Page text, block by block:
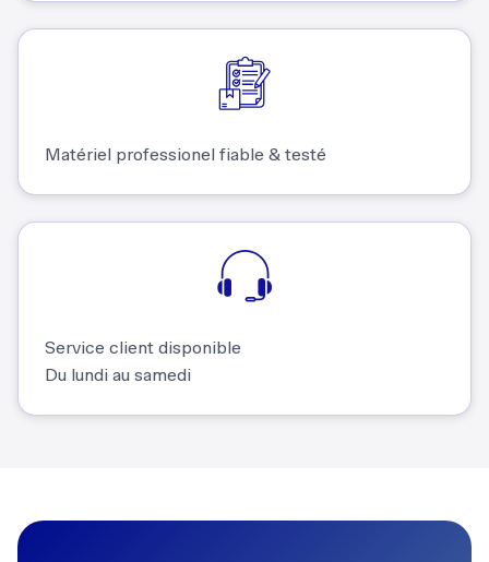
Matériel professionel fiable & testé
Service client disponible
Du lundi au samedi